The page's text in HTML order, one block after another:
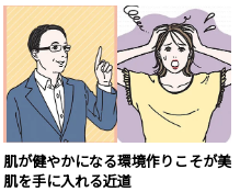
肌が健やかになる環境作りこそが美
肌を手に入れる近道